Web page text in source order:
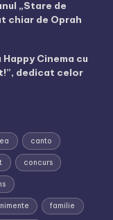
„Stare de
chiar de Oprah
Cinema cu
dedicat celor
canto
concurs
familie